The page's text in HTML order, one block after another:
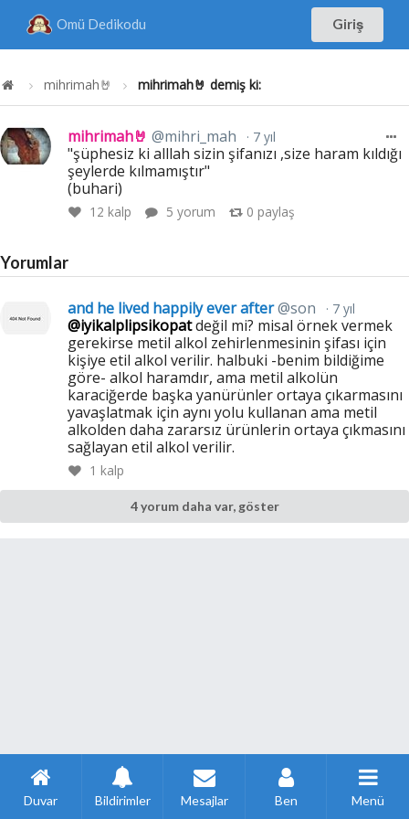
Omü Dedikodu Giriş
mihrimah🤘 mihrimah🤘 demiş ki:
mihrimah🤘@mihri_mah 7 yıl
"şüphesiz ki alllah sizin şifanızı ,size haram kıldığı
şeylerde kılmamıştır"
(buhari)
12 kalp 5 yorum 0 paylaş
Yorumlar
and he lived happily ever after@son 7 yıl
@iyikalplipsikopatdeğil mi? misal örnek vermek
gerekirse metil alkol zehirlenmesinin şifası için
kişiye etil alkol verilir. halbuki -benim bildiğime
göre- alkol haramdır, ama metil alkolün
karaciğerde başka yanürünler ortaya çıkarmasını
yavaşlatmak için aynı yolu kullanan ama metil
alkolden daha zararsız ürünlerin ortaya çıkmasını
sağlayan etil alkol verilir.
1 kalp
4 yorum daha var, göster
Duvar Bildirimler Mesajlar Ben Menü